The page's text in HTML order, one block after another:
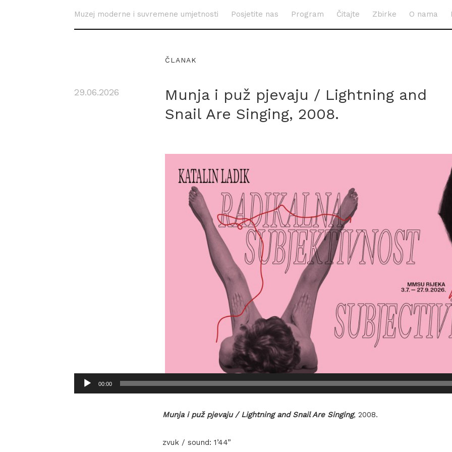
Muzej moderne i suvremene umjetnosti Posjetite nas Program Čitajte Zbirke O nama
ČLANAK
29.06.2026
Munja i puž pjevaju / Lightning and
Snail Are Singing, 2008.
Audio
Player
00:00
Munja i puž pjevaju / Lightning and Snail Are Singing, 2008.
zvuk / sound: 1’44”